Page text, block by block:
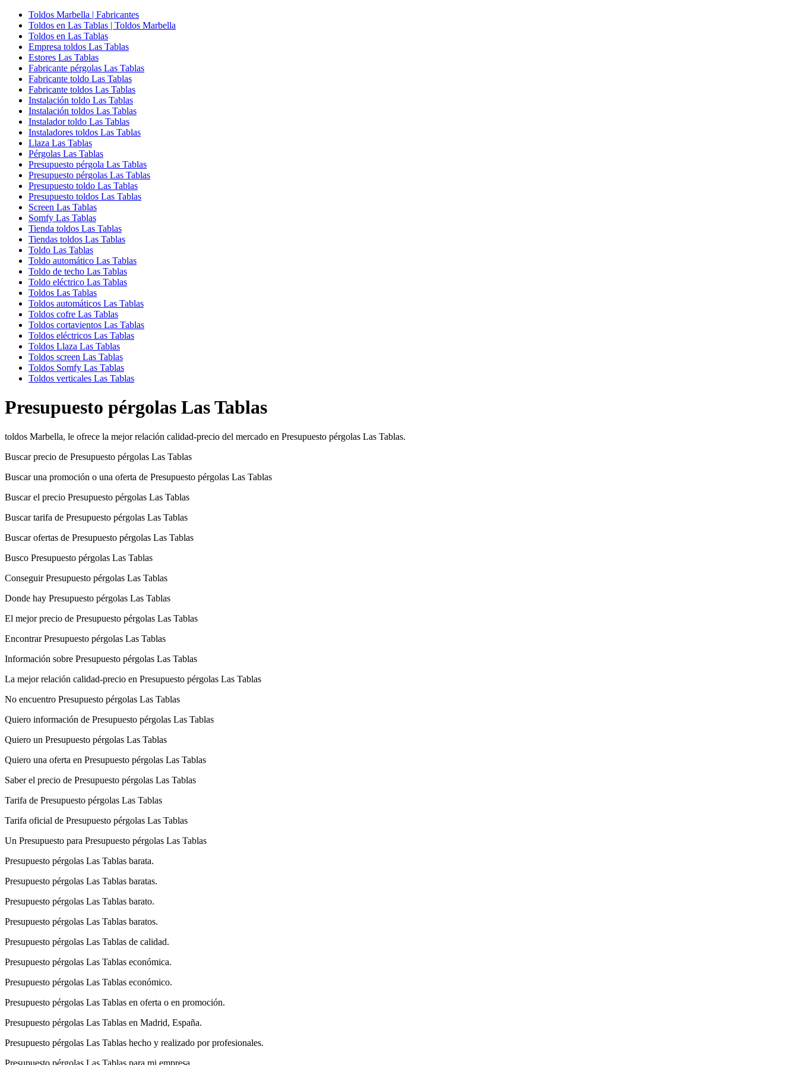
Toldos Marbella | Fabricantes
Toldos en Las Tablas | Toldos Marbella
Toldos en Las Tablas
Empresa toldos Las Tablas
Estores Las Tablas
Fabricante pérgolas Las Tablas
Fabricante toldo Las Tablas
Fabricante toldos Las Tablas
Instalación toldo Las Tablas
Instalación toldos Las Tablas
Instalador toldo Las Tablas
Instaladores toldos Las Tablas
Llaza Las Tablas
Pérgolas Las Tablas
Presupuesto pérgola Las Tablas
Presupuesto pérgolas Las Tablas
Presupuesto toldo Las Tablas
Presupuesto toldos Las Tablas
Screen Las Tablas
Somfy Las Tablas
Tienda toldos Las Tablas
Tiendas toldos Las Tablas
Toldo Las Tablas
Toldo automático Las Tablas
Toldo de techo Las Tablas
Toldo eléctrico Las Tablas
Toldos Las Tablas
Toldos automáticos Las Tablas
Toldos cofre Las Tablas
Toldos cortavientos Las Tablas
Toldos eléctricos Las Tablas
Toldos Llaza Las Tablas
Toldos screen Las Tablas
Toldos Somfy Las Tablas
Toldos verticales Las Tablas
Presupuesto pérgolas Las Tablas
toldos Marbella, le ofrece la mejor relación calidad-precio del mercado en Presupuesto pérgolas Las Tablas.
Buscar precio de Presupuesto pérgolas Las Tablas
Buscar una promoción o una oferta de Presupuesto pérgolas Las Tablas
Buscar el precio Presupuesto pérgolas Las Tablas
Buscar tarifa de Presupuesto pérgolas Las Tablas
Buscar ofertas de Presupuesto pérgolas Las Tablas
Busco Presupuesto pérgolas Las Tablas
Conseguir Presupuesto pérgolas Las Tablas
Donde hay Presupuesto pérgolas Las Tablas
El mejor precio de Presupuesto pérgolas Las Tablas
Encontrar Presupuesto pérgolas Las Tablas
Información sobre Presupuesto pérgolas Las Tablas
La mejor relación calidad-precio en Presupuesto pérgolas Las Tablas
No encuentro Presupuesto pérgolas Las Tablas
Quiero información de Presupuesto pérgolas Las Tablas
Quiero un Presupuesto pérgolas Las Tablas
Quiero una oferta en Presupuesto pérgolas Las Tablas
Saber el precio de Presupuesto pérgolas Las Tablas
Tarifa de Presupuesto pérgolas Las Tablas
Tarifa oficial de Presupuesto pérgolas Las Tablas
Un Presupuesto para Presupuesto pérgolas Las Tablas
Presupuesto pérgolas Las Tablas barata.
Presupuesto pérgolas Las Tablas baratas.
Presupuesto pérgolas Las Tablas barato.
Presupuesto pérgolas Las Tablas baratos.
Presupuesto pérgolas Las Tablas de calidad.
Presupuesto pérgolas Las Tablas económica.
Presupuesto pérgolas Las Tablas económico.
Presupuesto pérgolas Las Tablas en oferta o en promoción.
Presupuesto pérgolas Las Tablas en Madrid, España.
Presupuesto pérgolas Las Tablas hecho y realizado por profesionales.
Presupuesto pérgolas Las Tablas para mi empresa.